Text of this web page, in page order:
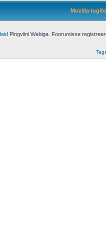
Mozilla
Pingviini Webiga. Foorumisse